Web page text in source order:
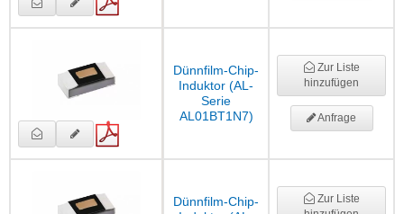
Dünnfilm-Chip-
Induktor (AL-
Serie
AL01BT1N7)
Zur Liste
hinzufügen
Anfrage
Dünnfilm-Chip-
Zur Liste